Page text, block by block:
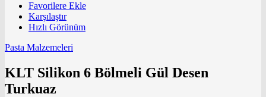
Favorilere Ekle
Karşılaştır
Hızlı Görünüm
Pasta Malzemeleri
KLT Silikon 6 Bölmeli Gül Desen
Turkuaz